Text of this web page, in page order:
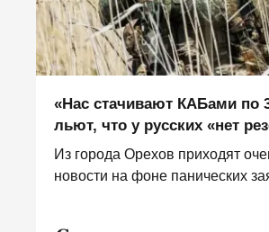
«Нас стачивают КАБами по
льют, что у русских «нет
Из города Орехов приходят
новости на фоне панических